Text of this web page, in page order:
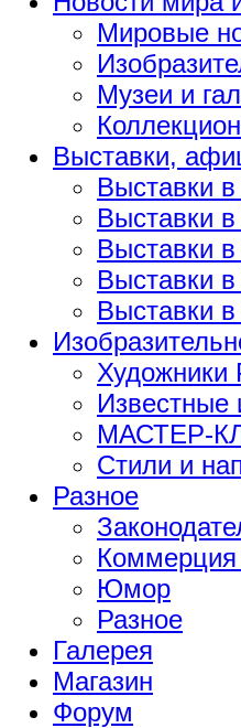
Мировые
Музеи и
Выставки,
Выставки
Выставки
Выставки
Выставки
Выставки
Художники
Известные
МАСТЕР-
Стили и
Разное
Коммерция
Юмор
Разное
Галерея
Магазин
Форум